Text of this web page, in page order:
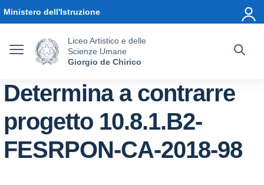
Ministero dell'Istruzione
Liceo Artistico e delle
Scienze Umane
Giorgio de Chirico
Determina a contrarre
progetto 10.8.1.B2-
FESRPON-CA-2018-98